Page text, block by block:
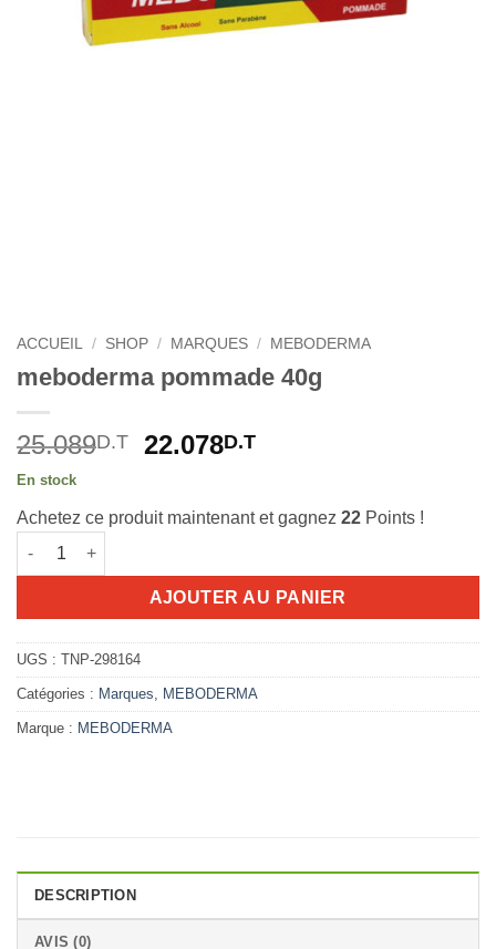
ACCUEIL / SHOP / MARQUES / MEBODERMA
meboderma pommade 40g
25.089D.T
Le
était :
22.078D.TLe
est :
En stock
Achetez ce produit maintenant et gagnez 22 Points !
quantité de meboderma pommade 40g
AJOUTER AU PANIER
UGS : TNP-298164
Catégories : Marques MEBODERMA
Marque : MEBODERMA
DESCRIPTION
AVIS (0)